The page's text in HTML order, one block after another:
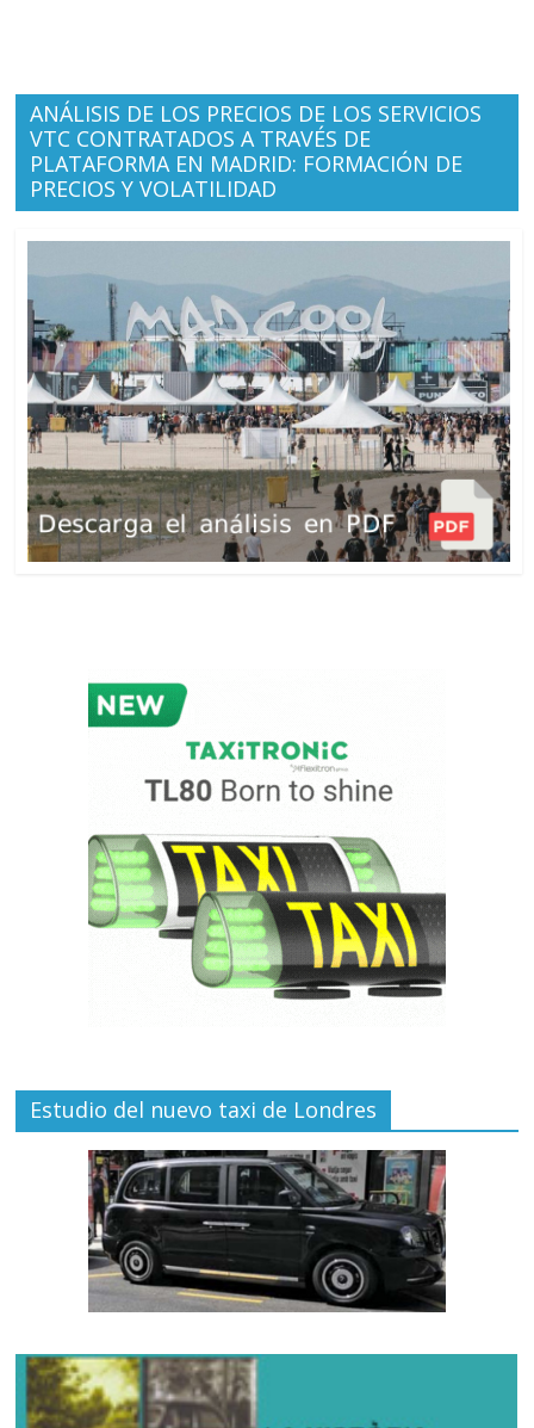
ANÁLISIS DE LOS PRECIOS DE LOS SERVICIOS
VTC CONTRATADOS A TRAVÉS DE
PLATAFORMA EN MADRID: FORMACIÓN DE
PRECIOS Y VOLATILIDAD
Estudio del nuevo taxi de Londres